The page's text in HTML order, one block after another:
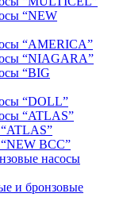
“NEW
“AMERICA”
“NIAGARA”
“BIG
“DOLL”
“ATLAS”
BCC”
насосы
и бронзовые